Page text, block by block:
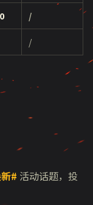
/
/
# 活动话题，投